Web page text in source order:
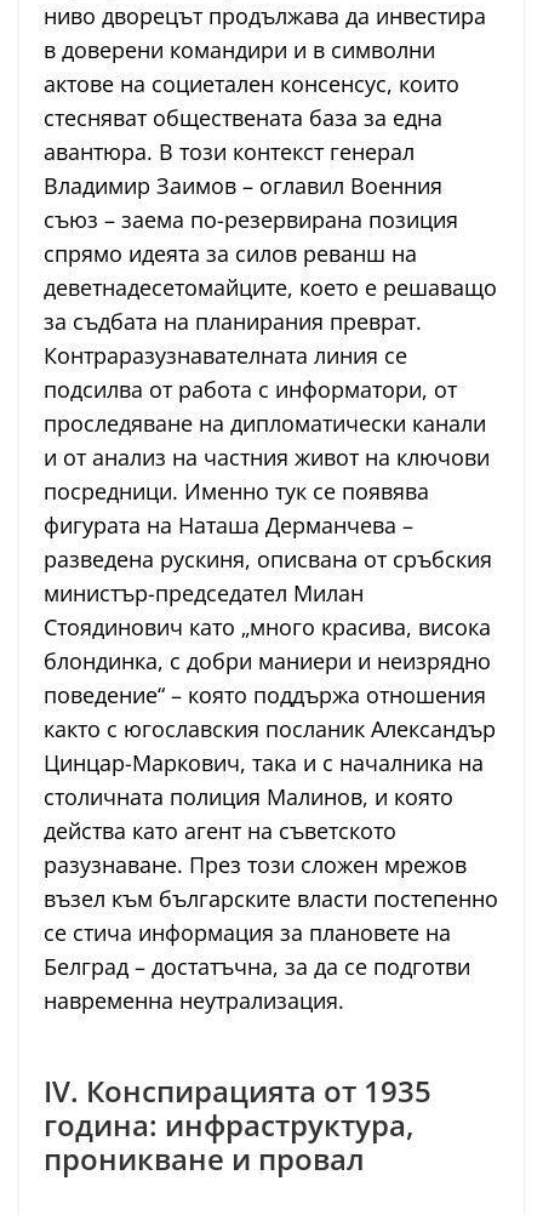
ниво дворецът продължава да инвестира
в доверени командири и в символни
актове на социетален консенсус, които
стесняват обществената база за една
авантюра. В този контекст генерал
Владимир Заимов – оглавил Военния
съюз – заема по-резервирана позиция
спрямо идеята за силов реванш на
деветнадесетомайците, което е решаващо
за съдбата на планирания преврат.
Контраразузнавателната линия се
подсилва от работа с информатори, от
проследяване на дипломатически канали
и от анализ на частния живот на ключови
посредници. Именно тук се появява
фигурата на Наташа Дерманчева –
разведена рускиня, описвана от сръбския
министър-председател Милан
Стоядинович като „много красива, висока
блондинка, с добри маниери и неизрядно
поведение“ – която поддържа отношения
както с югославския посланик Александър
Цинцар-Маркович, така и с началника на
столичната полиция Малинов, и която
действа като агент на съветското
разузнаване. През този сложен мрежов
възел към българските власти постепенно
се стича информация за плановете на
Белград – достатъчна, за да се подготви
навременна неутрализация.
IV. Конспирацията от 1935
година: инфраструктура,
проникване и провал